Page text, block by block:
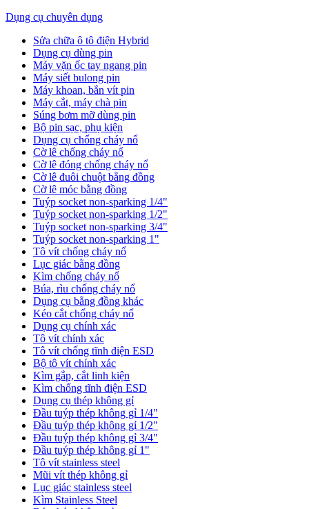
Dụng cụ chuyên dụng
Sửa chữa ô tô điện Hybrid
Dụng cụ dùng pin
Máy vặn ốc tay ngang pin
Máy siết bulong pin
Máy khoan, bắn vít pin
Máy cắt, máy chà pin
Súng bơm mỡ dùng pin
Bộ pin sạc, phụ kiện
Dụng cụ chống cháy nổ
Cờ lê chống cháy nổ
Cờ lê đóng chống cháy nổ
Cờ lê đuôi chuột bằng đồng
Cờ lê móc bằng đồng
Tuýp socket non-sparking 1/4"
Tuýp socket non-sparking 1/2"
Tuýp socket non-sparking 3/4"
Tuýp socket non-sparking 1"
Tô vít chống cháy nổ
Lục giác bằng đồng
Kìm chống cháy nổ
Búa, rìu chống cháy nổ
Dụng cụ bẳng đồng khác
Kéo cắt chống cháy nổ
Dụng cụ chính xác
Tô vít chính xác
Tô vít chống tĩnh điện ESD
Bộ tô vít chính xác
Kìm gắp, cắt linh kiện
Kìm chống tĩnh điện ESD
Dụng cụ thép không gỉ
Đầu tuýp thép không gỉ 1/4"
Đầu tuýp thép không gỉ 1/2"
Đầu tuýp thép không gỉ 3/4"
Đầu tuýp thép không gỉ 1"
Tô vít stainless steel
Mũi vít thép không gỉ
Lục giác stainless steel
Kìm Stainless Steel